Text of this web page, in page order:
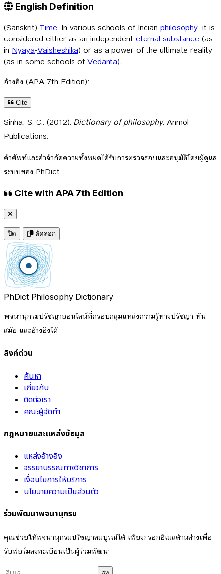
English Definition
(Sanskrit) Time. In various schools of Indian philosophy, it is
considered either as an independent eternal substance (as
in Nyaya-Vaisheshika) or as a power of the ultimate reality
(as in some schools ofVedanta).
อ้างอิง (APA 7th Edition):
Cite
Sinha, S. C.. (2012). Dictionary of philosophy. Anmol
Publications.
คำศัพท์และคำจำกัดความทั้งหมดได้รับการตรวจสอบและอนุมัติโดยผู้ดูแล
ระบบของ PhDict
Cite with APA 7th Edition
ปิด คัดลอก
PhDict Philosophy Dictionary
พจนานุกรมปรัชญาออนไลน์ที่ครอบคลุมแหล่งความรู้ทางปรัชญา ทัน
สมัย และอ้างอิงได้
ลิงก์ด่วน
ค้นหา
เกี่ยวกับ
ติดต่อเรา
คณะผู้จัดทำ
กฎหมายและแหล่งข้อมูล
แหล่งอ้างอิง
จรรยาบรรณทางวิชาการ
เงื่อนไขการให้บริการ
นโยบายความเป็นส่วนตัว
ร่วมพัฒนาพจนานุกรม
คุณช่วยให้พจนานุกรมปรัชญาสมบูรณ์ได้ เพียงกรอกอีเมลด้านล่างเพื่อ
รับฟอร์มลงทะเบียนเป็นผู้ร่วมพัฒนา